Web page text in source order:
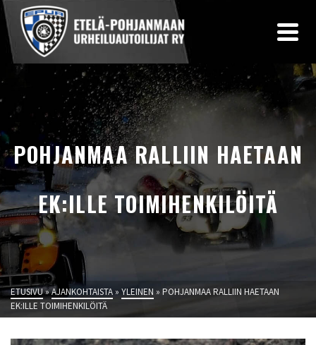
POHJANMAA RALLIIN HAETAAN
EK:ILLE TOIMIHENKILÖITÄ
ETUSIVU»AJANKOHTAISTA » YLEINEN » POHJANMAA RALLIIN HAETAAN
EK:ILLE TOIMIHENKILÖITÄ